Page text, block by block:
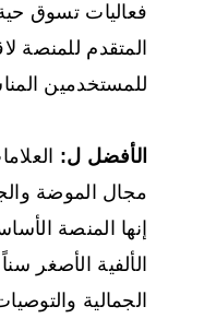
فعاليات تسوق حية،
المتقدم للمنصة
للمستخدمين
الأفضل ل:العلامات
مجال الموضة
الألفية الأصغر سناً
الجمالية والتوصيات